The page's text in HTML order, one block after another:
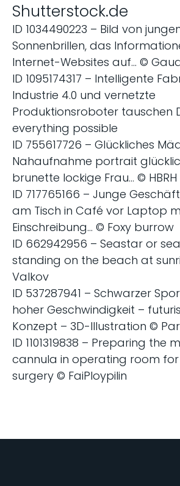
Shutterstock.de
ID 1034490223 – Bild von
Sonnenbrillen, das
Internet-Websites auf… ©
ID 1095174317 – Intelligente
Industrie 4.0 und vernetzte
Produktionsroboter tauschen
everything possible
ID 755617726 – Glückliches
Nahaufnahme portrait
brunette lockige Frau… © HBRH
ID 717765166 – Junge
am Tisch in Café vor Laptop
Einschreibung… © Foxy burrow
ID 662942956 – Seastar or
standing on the beach at
Valkov
ID 537287941 – Schwarzer
hoher Geschwindigkeit –
Konzept – 3D-Illustration ©
ID 1101319838 – Preparing the
cannula in operating room
surgery © FaiPloypilin